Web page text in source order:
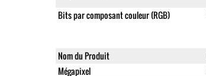
Bits par composant couleur (RGB)
Nom du Produit
Mégapixel